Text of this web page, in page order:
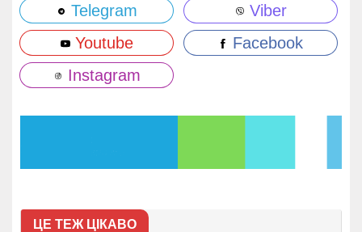
Telegram
Viber
Youtube
Facebook
Instagram
ЦЕ ТЕЖ ЦІКАВО